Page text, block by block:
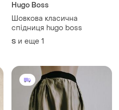
Hugo Boss
Шовкова класична
спідниця hugo boss
S и еще 1